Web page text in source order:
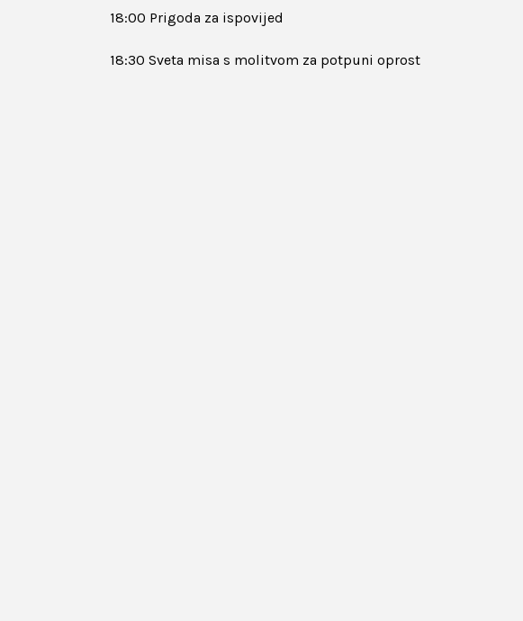
18:00 Prigoda za ispovijed
18:30 Sveta misa s molitvom za potpuni oprost